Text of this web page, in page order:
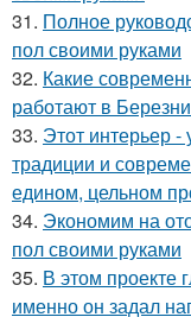
31. Полное
пол своими руками
32. Какие
работают в
33. Этот интерьер -
традиции и
едином, цельном
34. Экономим на
пол своими руками
35. В этом проекте
именно он задал